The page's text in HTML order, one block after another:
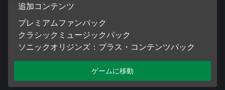
追加コンテンツ
プレミアムファンパック
クラシックミュージックパック
ソニックオリジンズ：プラス・コンテンツパック
ゲームに移動